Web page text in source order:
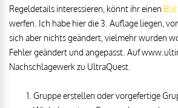
Regeldetails interessieren, könnt ihr einen
werfen. Ich habe hier die 3. Auflage liegen,
sich aber nichts geändert, vielmehr wurden
Fehler geändert und angepasst. Auf
Nachschlagewerk zu UltraQuest.
Gruppe erstellen oder vorgefertige